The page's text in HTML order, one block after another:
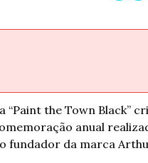
“Paint the Town Black”
anual
fundador da marca